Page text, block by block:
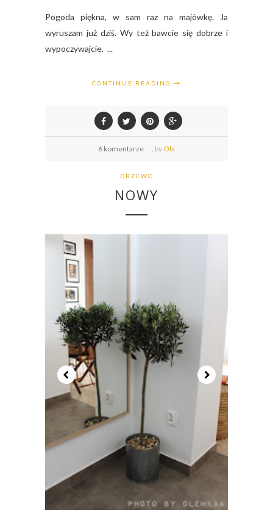
Pogoda piękna, w sam raz na majówkę. Ja
wyruszam już dziś. Wy też bawcie się dobrze i
wypoczywajcie. ...
CONTINUE READING
6 komentarze , by Ola
DRZEWO
NOWY